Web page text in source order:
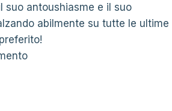
suo antoushiasme e il suo
abilmente su tutte le ultime